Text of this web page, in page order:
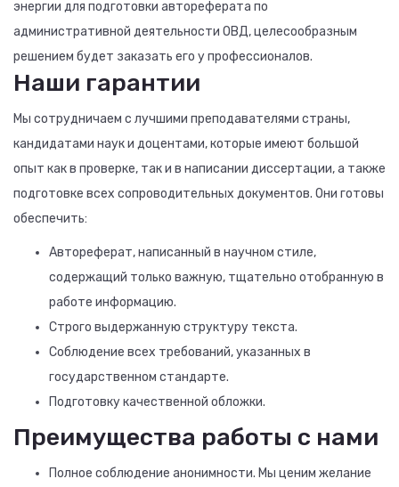
энергии для подготовки автореферата по
административной деятельности ОВД, целесообразным
решением будет заказать его у профессионалов.
Наши гарантии
Мы сотрудничаем с лучшими преподавателями страны,
кандидатами наук и доцентами, которые имеют большой
опыт как в проверке, так и в написании диссертации, а также
подготовке всех сопроводительных документов. Они готовы
обеспечить:
Автореферат, написанный в научном стиле,
содержащий только важную, тщательно отобранную в
работе информацию.
Строго выдержанную структуру текста.
Соблюдение всех требований, указанных в
государственном стандарте.
Подготовку качественной обложки.
Преимущества работы с нами
Полное соблюдение анонимности. Мы ценим желание